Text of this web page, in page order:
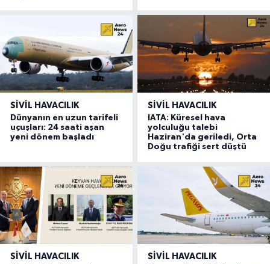
SIVIL HAVACILIK
Dünyanın en uzun tarifeli
uçuşları: 24 saati aşan
yeni dönem başladı
SIVIL HAVACILIK
IATA: Küresel hava
yolculuğu talebi
Haziran'da geriledi, Orta
Doğu trafiği sert düştü
SIVIL HAVACILIK SIVIL HAVACILIK